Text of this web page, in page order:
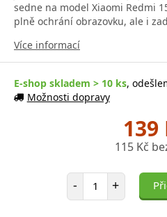
sedne na model Xiaomi Redmi
plně ochrání obrazovku, ale i
Více informací
E-shop skladem > 10 ks,
Možnosti dopravy
139
115 Kč
- Počet položek
+